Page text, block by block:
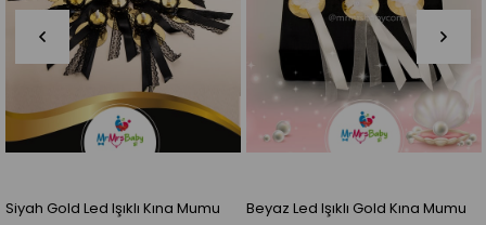
Siyah Gold Led Işıklı Kına Mumu Beyaz Led Işıklı Gold Kına Mumu